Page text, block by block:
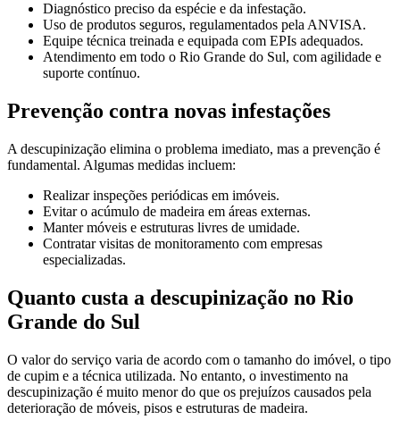
Diagnóstico preciso da espécie e da infestação.
Uso de produtos seguros, regulamentados pela ANVISA.
Equipe técnica treinada e equipada com EPIs adequados.
Atendimento em todo o Rio Grande do Sul, com agilidade e
suporte contínuo.
Prevenção contra novas infestações
A descupinização elimina o problema imediato, mas a prevenção é
fundamental. Algumas medidas incluem:
Realizar inspeções periódicas em imóveis.
Evitar o acúmulo de madeira em áreas externas.
Manter móveis e estruturas livres de umidade.
Contratar visitas de monitoramento com empresas
especializadas.
Quanto custa a descupinização no Rio
Grande do Sul
O valor do serviço varia de acordo com o tamanho do imóvel, o tipo
de cupim e a técnica utilizada. No entanto, o investimento na
descupinização é muito menor do que os prejuízos causados pela
deterioração de móveis, pisos e estruturas de madeira.